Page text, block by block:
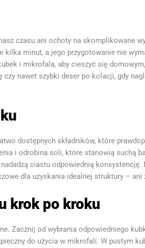
czasu ani ochoty na skomplikowane
kilka minut, a jego przygotowanie nie
i mikrofala, aby cieszyć się
nawet szybki deser po kolacji, gdy
dostępnych składników, które
i odrobina soli, które stanowią suchą
ciastu odpowiednią
dla uzyskania idealnej struktury – ani
krok po kroku
Zacznij od wybrania odpowiedniego
do użycia w mikrofali. W pustym